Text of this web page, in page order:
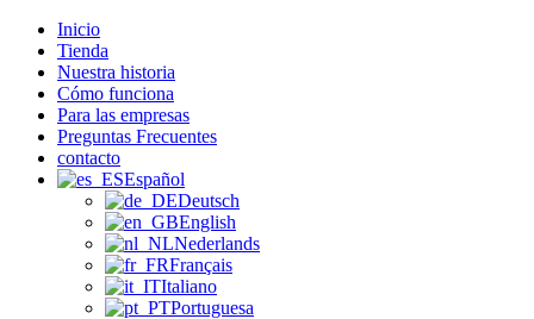
Inicio
Tienda
Nuestra historia
Cómo funciona
Para las empresas
Preguntas Frecuentes
contacto
Español
Deutsch
English
Nederlands
Français
Italiano
Portuguesa